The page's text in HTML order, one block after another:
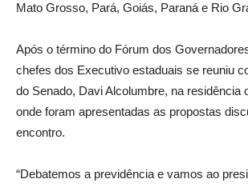
Mato Grosso, Pará, Goiás, Paraná e Rio
Após o término do Fórum dos
chefes dos Executivo estaduais se reuniu
do Senado, Davi Alcolumbre, na residência
onde foram apresentadas as propostas
encontro.
“Debatemos a previdência e vamos ao